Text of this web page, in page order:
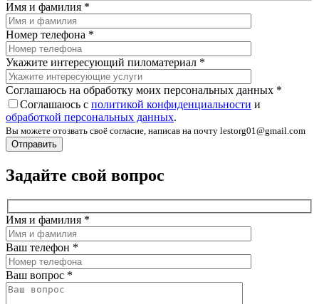
Имя и фамилия *
Номер телефона *
Укажите интересующий пиломатериал *
Соглашаюсь на обработку моих персональных данных *
Соглашаюсь с политикой конфиденциальности и
обработкой персональных данных.
Вы можете отозвать своё согласие, написав на почту lestorg01@gmail.com
Задайте свой вопрос
Имя и фамилия *
Ваш телефон *
Ваш вопрос *